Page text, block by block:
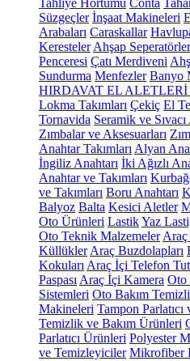
Tahliye Hortumu Conta
Süzgeçler İnşaat Makineleri
Arabaları Caraskallar
Keresteler Ahşap Seperatörler
Penceresi Çatı Merdiveni
Sundurma Menfezler Banyo
HIRDAVAT EL ALETLERİ
Lokma Takımları Çekiç El
Tornavida Seramik ve
Zımbalar ve Aksesuarları
Anahtar Takımları Alyan
İngiliz Anahtarı İki Ağızlı
Anahtar ve Takımları
ve Takımları Boru Anahtarı
Balyoz Balta Kesici Aletler
Oto Ürünleri LastikYaz
Oto Teknik Malzemeler Araç
Küllükler Araç Buzdolapları
Kokuları Araç İçi Telefon
Paspası Araç İçi Kamera Oto
Sistemleri Oto Bakım
Makineleri Tampon
Temizlik ve Bakım Ürünleri
Parlatıcı Ürünleri Polyester
ve Temizleyiciler Mikrofiber